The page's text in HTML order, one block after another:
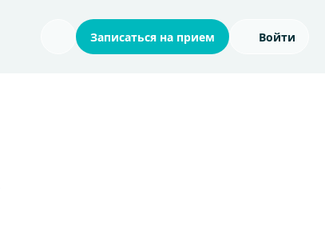
Поиск по сайтуЗаписаться на прием Войти